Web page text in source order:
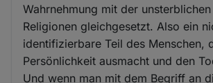
Wahrnehmung mit der
Religionen gleichgesetzt. Also ein
identifizierbare Teil des Menschen,
Persönlichkeit ausmacht und den
Und wenn man mit dem Begriff an